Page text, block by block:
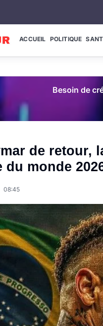
ACCUEIL POLITIQUE
Besoin de
de retour,
du monde
08:45